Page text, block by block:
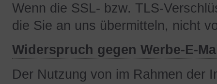
Wenn die SSL- bzw. TLS-
die Sie an uns übermitteln, nicht
Widerspruch gegen Werbe-E-
Der Nutzung von im Rahmen der